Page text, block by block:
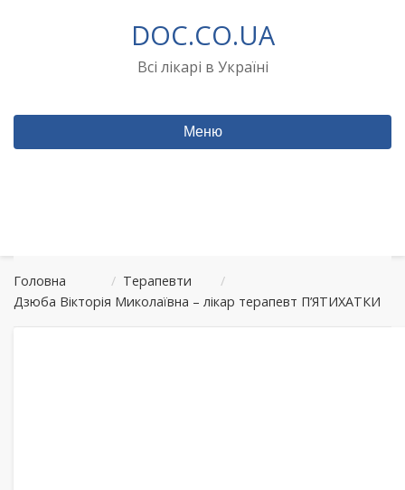
DOC.CO.UA
Всі лікарі в Україні
Меню
Головна / Терапевти
/
Дзюба Вікторія Миколаївна – лікар терапевт П’ЯТИХАТКИ